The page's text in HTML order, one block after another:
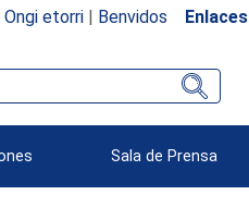
Ongi etorri| Benvidos Enlaces
Sala de Prensa